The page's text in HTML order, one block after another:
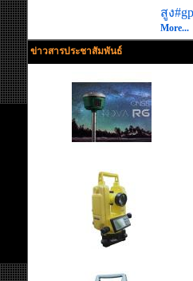
สูง
More...
ข่าวสารประชาสัมพันธ์